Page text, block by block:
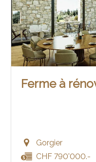
Ferme à
Gorgier
CHF 790'000.-